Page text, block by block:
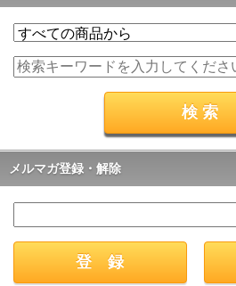
メルマガ登録・解除